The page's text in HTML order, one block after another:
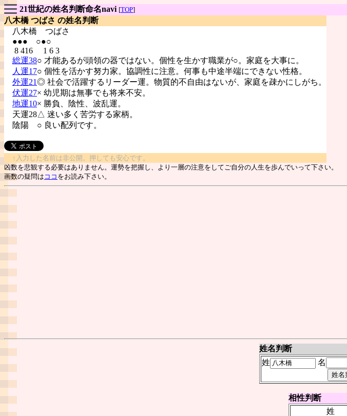
21世紀の姓名判断命名navi [TOP]
八木橋 つばさ の姓名判断
八木橋 つばさ
●●● ○●○
8 416 1 6 3
総運38○ 才能あるが頭領の器ではない。個性を生かす職業が○。家庭を大事に。
人運17○ 個性を活かす努力家。協調性に注意。何事も中途半端にできない性格。
外運21◎ 社会で活躍するリーダー運。物質的不自由はないが、家庭を疎かにしがち。
伏運27× 幼児期は無事でも将来不安。
地運10× 勝負、陰性、波乱運。
天運28△ 迷い多く苦労する家柄。
陰陽 ○ 良い配列です。
↑入力した名前は非公開。押しても安心です。
凶数を悲観する必要はありません。運勢を把握し、より一層の注意をしてご自分の人生を歩んでいって下さい。
画数の疑問は ココ をお読み下さい。
姓名判断
姓
名
相性判断
姓